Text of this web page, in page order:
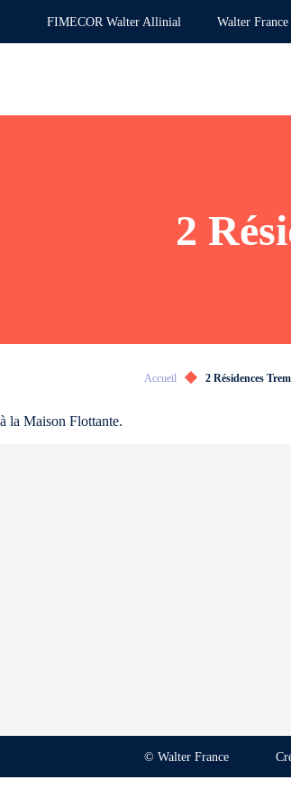
FIMECOR Walter Allinial Walter France
2
Accueil 2 Résidences
à la Maison Flottante.
© Walter France